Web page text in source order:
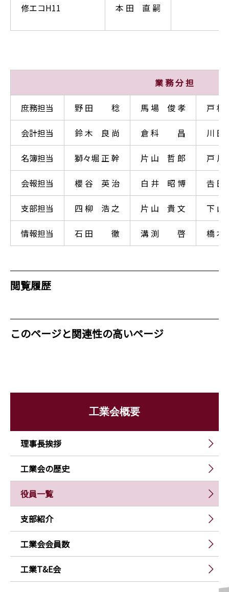
修エコH11
本 田 直 嗣
業 務 分 担
庶務担当 野 田 稔 馬 場 俊 孝 戸
会計担当 鈴 木 良 尚 倉 科 昌 川
名簿担当 獅々堀 正 幹 片 山 哲 郎 戸
会報担当 櫻 谷 英 治 白 井 昭 博 𠮷
支部担当 四 柳 浩 之 片 山 貴 文 下
情報担当 石 田 徹 溝 渕 啓 橋
閲覧履歴
このページと関連性の高いページ
工業会概要
理事長挨拶
工業会の歴史
役員一覧
支部紹介
工業会会員数
工業T&E会